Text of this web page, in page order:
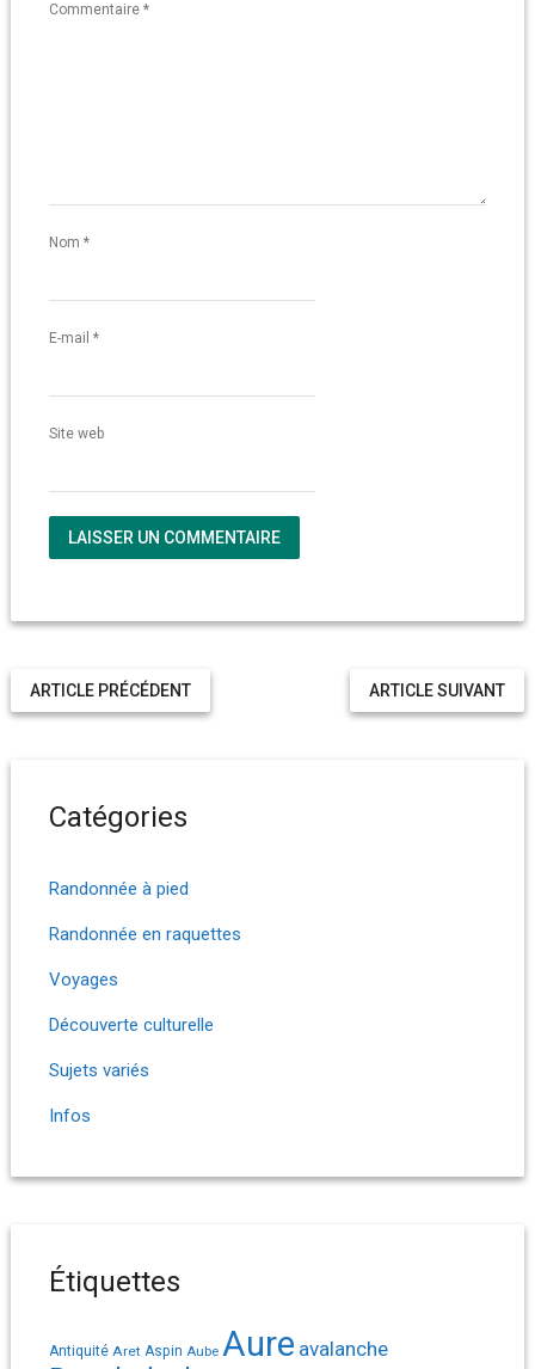
Commentaire *
Nom *
E-mail *
Site web
ARTICLE SUIVANT
ARTICLE PRÉCÉDENT
Catégories
Randonnée à pied
Randonnée en raquettes
Voyages
Découverte culturelle
Sujets variés
Infos
Étiquettes
Antiquité Aret Aspin Aube Aure avalanche